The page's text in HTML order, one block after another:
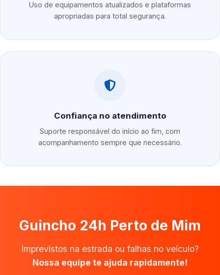
Uso de equipamentos atualizados e plataformas
apropriadas para total segurança.
Confiança no atendimento
Suporte responsável do início ao fim, com
acompanhamento sempre que necessário.
Guincho 24h Perto de Mim
Imprevistos na estrada ou falhas no veículo?
Nossa equipe te ajuda rapidamente!